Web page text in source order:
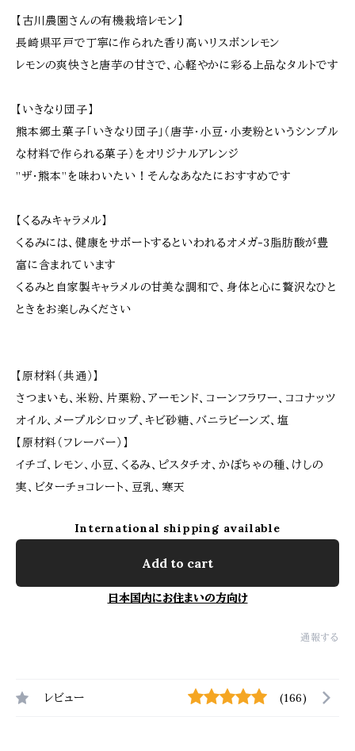
【古川農園さんの有機栽培レモン】
長崎県平戸で丁寧に作られた香り高いリスボンレモン
レモンの爽快さと唐芋の甘さで、心軽やかに彩る上品なタルトです
【いきなり団子】
熊本郷土菓子「いきなり団子」（唐芋・小豆・小麦粉というシンプル
な材料で作られる菓子）をオリジナルアレンジ
”ザ・熊本”を味わいたい！そんなあなたにおすすめです
【くるみキャラメル】
くるみには、健康をサボートするといわれるオメガ-3脂肪酸が豊
富に含まれています
くるみと自家製キャラメルの甘美な調和で、身体と心に贅沢なひと
ときをお楽しみください
【原材料（共通）】
さつまいも、米粉、片栗粉、アーモンド、コーンフラワー、ココナッツ
オイル、メープルシロップ、キビ砂糖、バニラビーンズ、塩
【原材料（フレーバー）】
イチゴ、レモン、小豆、くるみ、ピスタチオ、かぼちゃの種、けしの
実、ビターチョコレート、豆乳、寒天
International shipping available
Add to cart
日本国内にお住まいの方向け
通報する
レビュー (166)